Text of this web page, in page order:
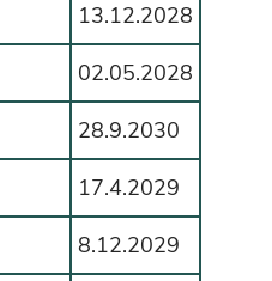
13.12.2028
02.05.2028
28.9.2030
17.4.2029
8.12.2029